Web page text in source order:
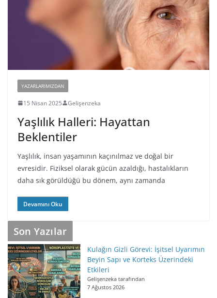
YAZARLARIMIZDAN
15 Nisan 2025 Gelişenzeka
Yaşlılık Halleri: Hayattan
Beklentiler
Yaşlılık, insan yaşamının kaçınılmaz ve doğal bir
evresidir. Fiziksel olarak gücün azaldığı, hastalıkların
daha sık görüldüğü bu dönem, aynı zamanda
Son Yazılar
Kulağın Gizli Görevi: İşitsel Uyarımın
Beyin Sapı ve Korteks Üzerindeki
Etkileri
Gelişenzeka tarafından
7 Ağustos 2026